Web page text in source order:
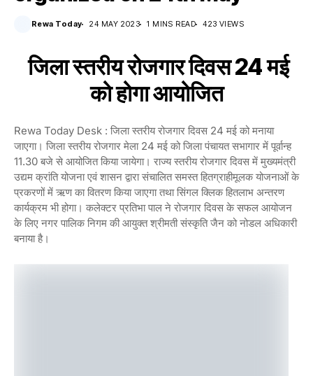
Rewa Today 24 MAY 2023 1 MINS READ 423 VIEWS
जिला स्तरीय रोजगार दिवस 24 मई
को होगा आयोजित
Rewa Today Desk : जिला स्तरीय रोजगार दिवस 24 मई को मनाया
जाएगा। जिला स्तरीय रोजगार मेला 24 मई को जिला पंचायत सभागार में पूर्वान्ह
11.30 बजे से आयोजित किया जायेगा। राज्य स्तरीय रोजगार दिवस में मुख्यमंत्री
उद्यम क्रांति योजना एवं शासन द्वारा संचालित समस्त हितग्राहीमूलक योजनाओं के
प्रकरणों में ऋण का वितरण किया जाएगा तथा सिंगल क्लिक हितलाभ अन्तरण
कार्यक्रम भी होगा। कलेक्टर प्रतिभा पाल ने रोजगार दिवस के सफल आयोजन
के लिए नगर पालिक निगम की आयुक्त श्रीमती संस्कृति जैन को नोडल अधिकारी
बनाया है।